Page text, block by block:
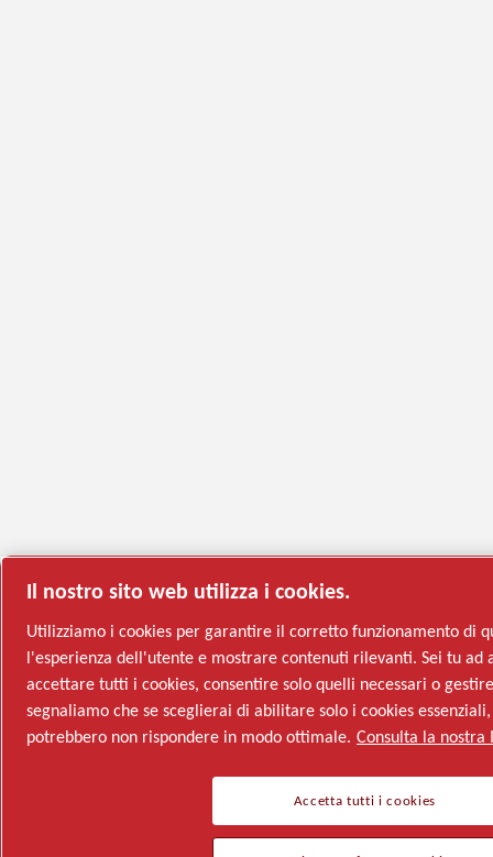
Il nostro sito web utilizza i cookies.
Utilizziamo i cookies per garantire il corretto funzionamento di
l'esperienza dell'utente e mostrare contenuti rilevanti. Sei tu
accettare tutti i cookies, consentire solo quelli necessari o
segnaliamo che se sceglierai di abilitare solo i cookies
potrebbero non rispondere in modo ottimale. Consulta la
Accetta tutti i cookies